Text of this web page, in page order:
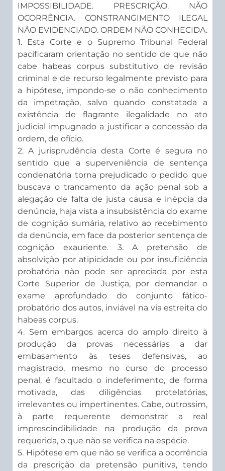
IMPOSSIBILIDADE. PRESCRIÇÃO. NÃO
OCORRÊNCIA. CONSTRANGIMENTO ILEGAL
NÃO EVIDENCIADO. ORDEM NÃO CONHECIDA.
1. Esta Corte e o Supremo Tribunal Federal
pacificaram orientação no sentido de que não
cabe habeas corpus substitutivo de revisão
criminal e de recurso legalmente previsto para
a hipótese, impondo-se o não conhecimento
da impetração, salvo quando constatada a
existência de flagrante ilegalidade no ato
judicial impugnado a justificar a concessão da
ordem, de ofício.
2. A jurisprudência desta Corte é segura no
sentido que a superveniência de sentença
condenatória torna prejudicado o pedido que
buscava o trancamento da ação penal sob a
alegação de falta de justa causa e inépcia da
denúncia, haja vista a insubsistência do exame
de cognição sumária, relativo ao recebimento
da denúncia, em face da posterior sentença de
cognição exauriente. 3. A pretensão de
absolvição por atipicidade ou por insuficiência
probatória não pode ser apreciada por esta
Corte Superior de Justiça, por demandar o
exame aprofundado do conjunto fático-
probatório dos autos, inviável na via estreita do
habeas corpus.
4. Sem embargos acerca do amplo direito à
produção da provas necessárias a dar
embasamento às teses defensivas, ao
magistrado, mesmo no curso do processo
penal, é facultado o indeferimento, de forma
motivada, das diligências protelatórias,
irrelevantes ou impertinentes. Cabe, outrossim,
à parte requerente demonstrar a real
imprescindibilidade na produção da prova
requerida, o que não se verifica na espécie.
5. Hipótese em que não se verifica a ocorrência
da prescrição da pretensão punitiva, tendo